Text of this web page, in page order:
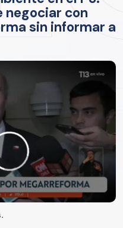
negociar con
sin informar a